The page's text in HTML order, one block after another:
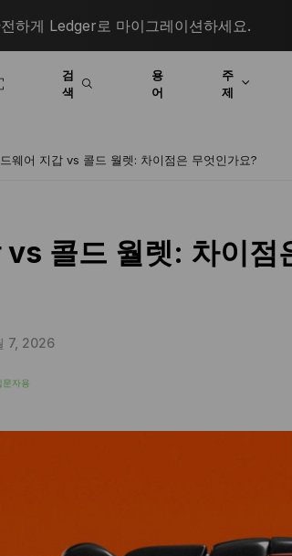
하게 Ledger로 마이그레이션하세요.
검
색
용
어
주
제
웨어 지갑 vs 콜드 월렛: 차이점은 무엇인가요?
콜드 월렛: 차이점
7, 2026
문자용